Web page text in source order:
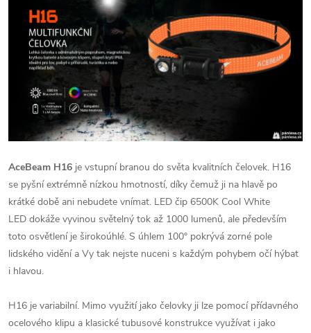
AceBeam H16 je vstupní branou do světa kvalitních čelovek. H16
se pyšní extrémně nízkou hmotností, díky čemuž ji na hlavě po
krátké době ani nebudete vnímat. LED čip 6500K Cool White
LED dokáže vyvinou světelný tok až 1000 lumenů, ale především
toto osvětlení je širokoúhlé. S úhlem 100° pokrývá zorné pole
lidského vidění a Vy tak nejste nuceni s každým pohybem očí hýbat
i hlavou.
H16 je variabilní. Mimo využití jako čelovky ji lze pomocí přídavného
ocelového klipu a klasické tubusové konstrukce využívat i jako